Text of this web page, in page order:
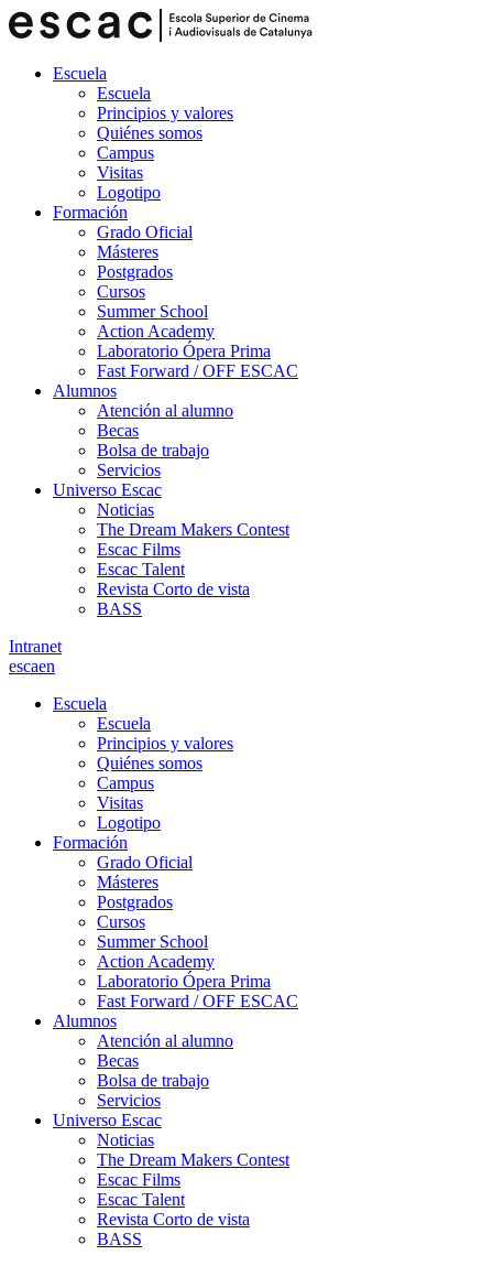
Escuela
Escuela
Principios y valores
Quiénes somos
Campus
Visitas
Logotipo
Formación
Grado Oficial
Másteres
Postgrados
Cursos
Summer School
Action Academy
Laboratorio Ópera Prima
Fast Forward / OFF ESCAC
Alumnos
Atención al alumno
Becas
Bolsa de trabajo
Servicios
Universo Escac
Noticias
The Dream Makers Contest
Escac Films
Escac Talent
Revista Corto de vista
BASS
Intranet
escaen
Escuela
Escuela
Principios y valores
Quiénes somos
Campus
Visitas
Logotipo
Formación
Grado Oficial
Másteres
Postgrados
Cursos
Summer School
Action Academy
Laboratorio Ópera Prima
Fast Forward / OFF ESCAC
Alumnos
Atención al alumno
Becas
Bolsa de trabajo
Servicios
Universo Escac
Noticias
The Dream Makers Contest
Escac Films
Escac Talent
Revista Corto de vista
BASS